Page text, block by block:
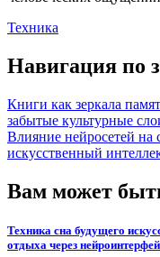
Техника
Навигация по
Книги как зеркала
забытые культурные
Влияние нейросетей на
искусственный
Вам может
Техника сна будущего
отдыха через